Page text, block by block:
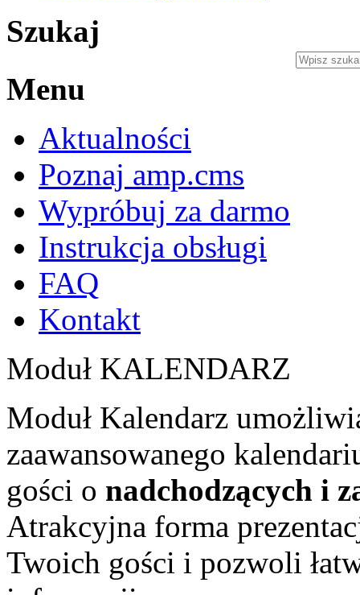
Szukaj
Menu
Aktualności
Poznaj amp.cms
Wypróbuj za darmo
Instrukcja obsługi
FAQ
Kontakt
Moduł KALENDARZ
Moduł Kalendarz
zaawansowanego
gości o nadchodzących i
Atrakcyjna forma
Twoich gości i pozwoli